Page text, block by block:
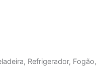
Refrigerador, Fogão,